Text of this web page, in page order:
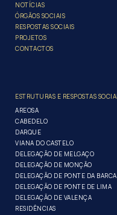
NOTÍCIAS
ÓRGÃOS SOCIAIS
RESPOSTAS SOCIAIS
PROJETOS
CONTACTOS
ESTRUTURAS E RESPOSTAS
AREOSA
CABEDELO
DARQUE
VIANA DO CASTELO
DELEGAÇÃO DE MELGAÇO
DELEGAÇÃO DE MONÇÃO
DELEGAÇÃO DE PONTE DA BARCA
DELEGAÇÃO DE PONTE DE LIMA
DELEGAÇÃO DE VALENÇA
RESIDÊNCIAS